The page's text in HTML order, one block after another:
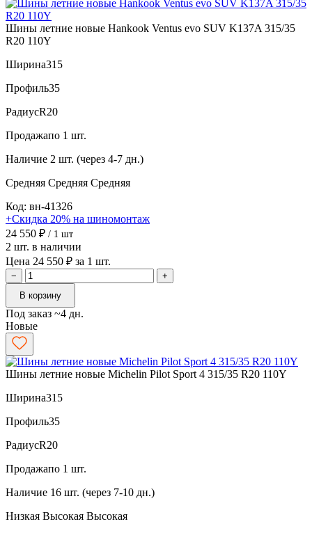
Шины летние новые Hankook Ventus evo SUV K137A 315/35
R20 110Y
Ширина315
Профиль35
РадиусR20
Продажапо 1 шт.
Наличие 2 шт. (через 4-7 дн.)
Средняя Средняя Средняя
Код: вн-41326
+Скидка 20% на шиномонтаж
24 550 ₽ / 1 шт
2 шт. в наличии
Цена 24 550 ₽ за 1 шт.
−
+
В корзину
Под заказ ~4 дн.
Новые
Шины летние новые Michelin Pilot Sport 4 315/35 R20 110Y
Ширина315
Профиль35
РадиусR20
Продажапо 1 шт.
Наличие 16 шт. (через 7-10 дн.)
Низкая Высокая Высокая